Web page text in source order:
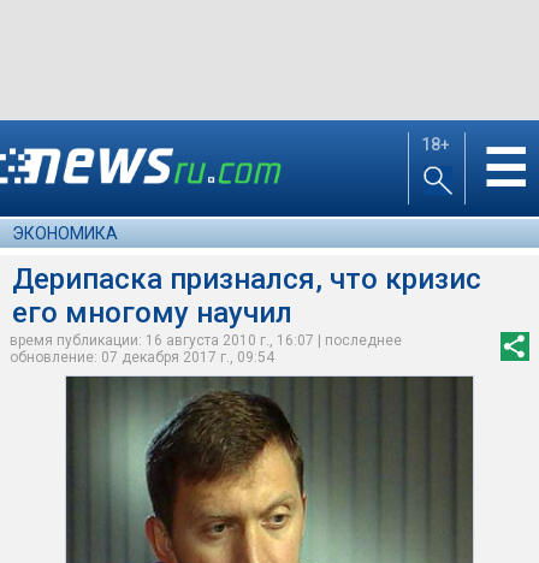
18+ ☰
ЭКОНОМИКА
Дерипаска признался, что кризис
его многому научил
время публикации: 16 августа 2010 г., 16:07 | последнее
обновление: 07 декабря 2017 г., 09:54